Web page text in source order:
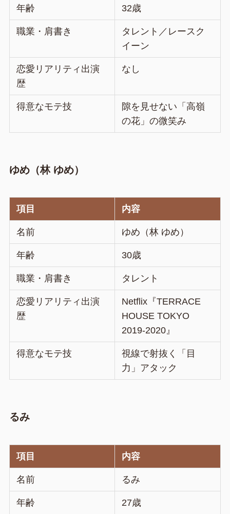
年齢 32歳
職業・肩書き
タレント／レースク
イーン
恋愛リアリティ出演
歴
なし
得意なモテ技
隙を見せない「高嶺
の花」の微笑み
ゆめ（林 ゆめ）
項目 内容
名前 ゆめ（林 ゆめ）
年齢 30歳
職業・肩書き タレント
恋愛リアリティ出演
歴
Netflix『TERRACE
HOUSE TOKYO
2019-2020』
得意なモテ技
視線で射抜く「目
力」アタック
るみ
項目 内容
名前 るみ
年齢 27歳